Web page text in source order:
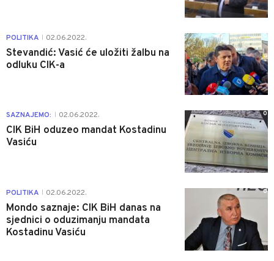
POLITIKA 02.06.2022.
Stevandić: Vasić će uložiti žalbu na
odluku CIK-a
0
SAZNAJEMO: 02.06.2022.
CIK BiH oduzeo mandat Kostadinu
Vasiću
0
POLITIKA 02.06.2022.
Mondo saznaje: CIK BiH danas na
sjednici o oduzimanju mandata
Kostadinu Vasiću
0